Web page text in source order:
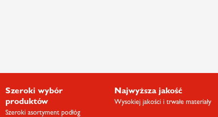
Szeroki wybór
produktów
Szeroki asortyment podłóg
Najwyższa jakość
Wysokiej jakości i trwałe materiały